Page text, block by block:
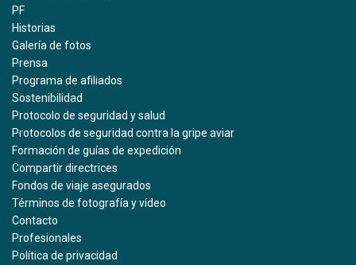
PF
Historias
Galería de fotos
Prensa
Programa de afiliados
Sostenibilidad
Protocolo de seguridad y salud
Protocolos de seguridad contra la gripe aviar
Formación de guías de expedición
Compartir directrices
Fondos de viaje asegurados
Términos de fotografía y vídeo
Contacto
Profesionales
Política de privacidad